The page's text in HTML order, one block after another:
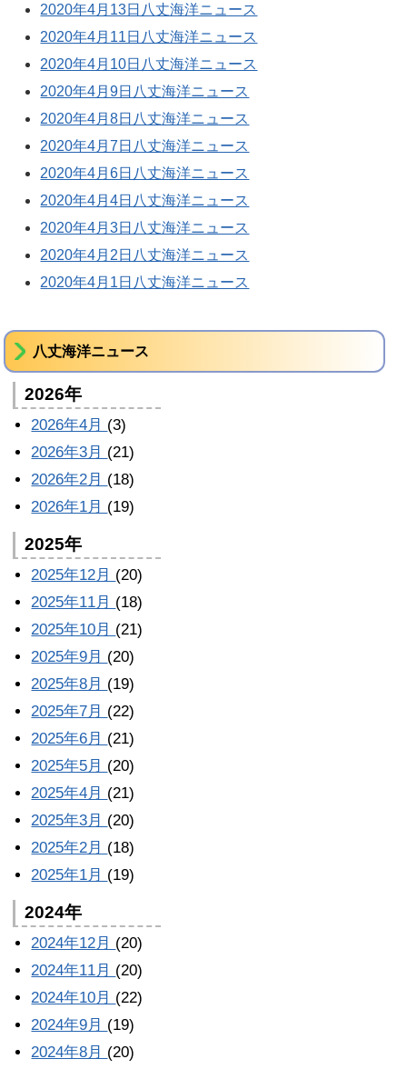
2020年4月13日八丈海洋ニュース
2020年4月11日八丈海洋ニュース
2020年4月10日八丈海洋ニュース
2020年4月9日八丈海洋ニュース
2020年4月8日八丈海洋ニュース
2020年4月7日八丈海洋ニュース
2020年4月6日八丈海洋ニュース
2020年4月4日八丈海洋ニュース
2020年4月3日八丈海洋ニュース
2020年4月2日八丈海洋ニュース
2020年4月1日八丈海洋ニュース
八丈海洋ニュース
2026年
2026年4月 (3)
2026年3月 (21)
2026年2月 (18)
2026年1月 (19)
2025年
2025年12月 (20)
2025年11月 (18)
2025年10月 (21)
2025年9月 (20)
2025年8月 (19)
2025年7月 (22)
2025年6月 (21)
2025年5月 (20)
2025年4月 (21)
2025年3月 (20)
2025年2月 (18)
2025年1月 (19)
2024年
2024年12月 (20)
2024年11月 (20)
2024年10月 (22)
2024年9月 (19)
2024年8月 (20)